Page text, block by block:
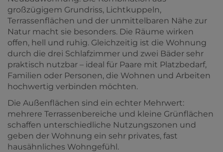
großzügigem Grundriss, Lichtkuppeln,
Terrassenflächen und der unmittelbaren Nähe zur
Natur macht sie besonders. Die Räume wirken
offen, hell und ruhig. Gleichzeitig ist die Wohnung
durch die drei Schlafzimmer und zwei Bäder sehr
praktisch nutzbar – ideal für Paare mit Platzbedarf,
Familien oder Personen, die Wohnen und Arbeiten
hochwertig verbinden möchten.
Die Außenflächen sind ein echter Mehrwert:
mehrere Terrassenbereiche und kleine Grünflächen
schaffen unterschiedliche Nutzungszonen und
geben der Wohnung ein sehr privates, fast
hausähnliches Wohngefühl.